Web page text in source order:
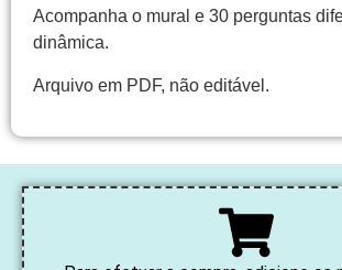
Acompanha o mural e 30 perguntas
dinâmica.
Arquivo em PDF, não editável.